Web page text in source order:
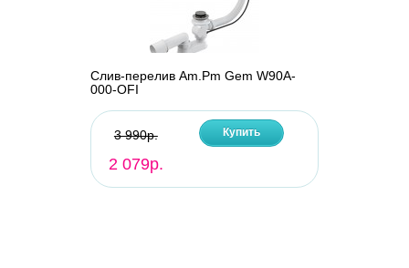
Слив-перелив Am.Pm Gem W90A-
000-OFI
3 990р.
2 079р.
Купить